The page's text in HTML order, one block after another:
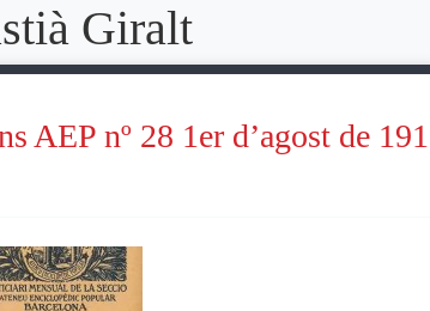
Giralt
AEP nº 28 1er d’agost de